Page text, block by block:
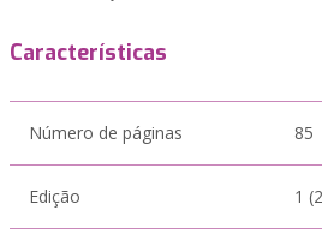
Características
Número de páginas 85
Edição 1